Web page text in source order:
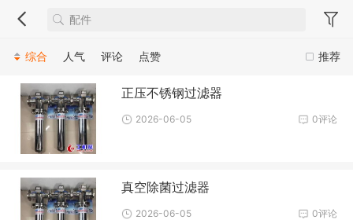
推荐
综合 人气 评论 点赞
正压不锈钢过滤器
0评论
2026-06-05
真空除菌过滤器
0评论
2026-06-05